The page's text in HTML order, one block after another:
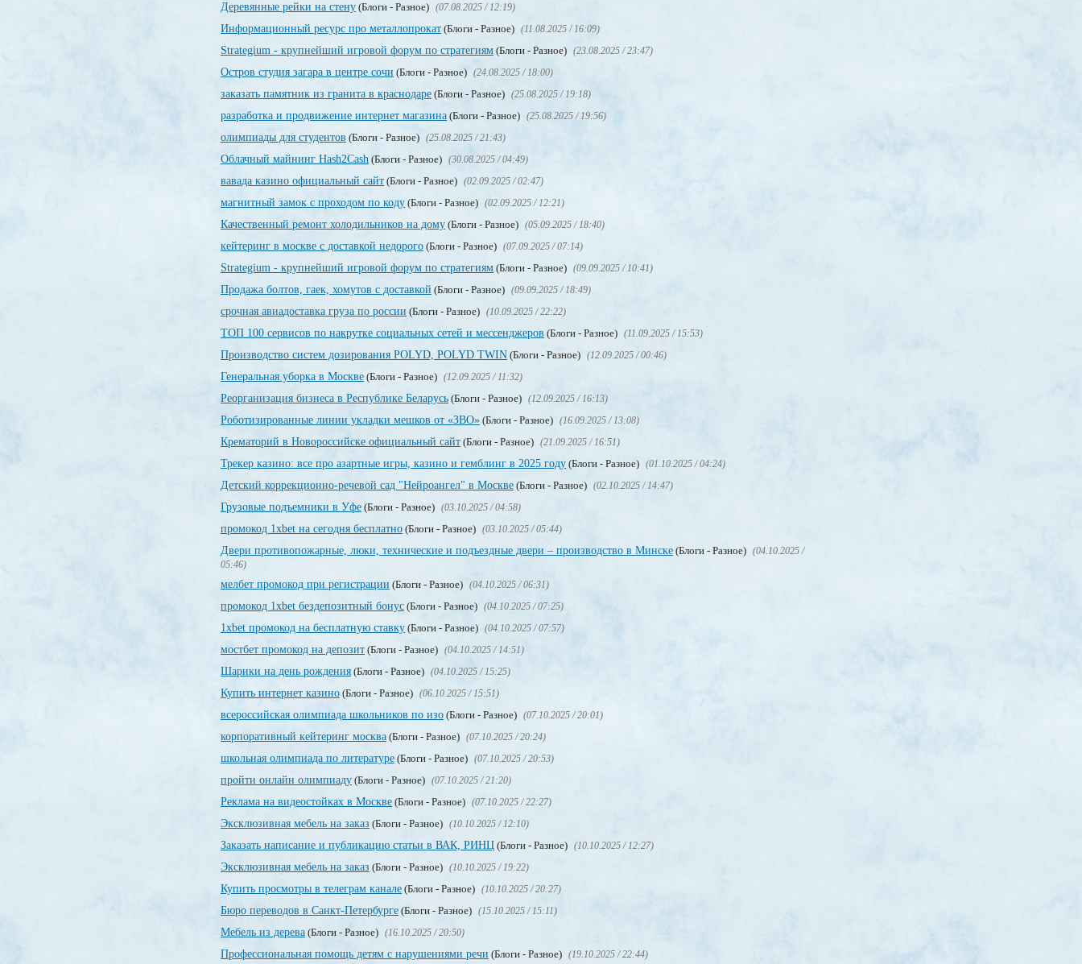
Деревянные рейки на стену (Блоги - Разное) (07.08.2025 / 12:19)
Информационный ресурс про металлопрокат (Блоги - Разное) (11.08.2025 / 16:09)
Strategium - крупнейший игровой форум по стратегиям (Блоги - Разное) (23.08.2025 / 23:47)
Остров студия загара в центре сочи (Блоги - Разное) (24.08.2025 / 18:00)
заказать памятник из гранита в краснодаре (Блоги - Разное) (25.08.2025 / 19:18)
разработка и продвижение интернет магазина (Блоги - Разное) (25.08.2025 / 19:56)
олимпиады для студентов (Блоги - Разное) (25.08.2025 / 21:43)
Облачный майнинг Hash2Cash (Блоги - Разное) (30.08.2025 / 04:49)
вавада казино официальный сайт (Блоги - Разное) (02.09.2025 / 02:47)
магнитный замок с проходом по коду (Блоги - Разное) (02.09.2025 / 12:21)
Качественный ремонт холодильников на дому (Блоги - Разное) (05.09.2025 / 18:40)
кейтеринг в москве с доставкой недорого (Блоги - Разное) (07.09.2025 / 07:14)
Strategium - крупнейший игровой форум по стратегиям (Блоги - Разное) (09.09.2025 / 10:41)
Продажа болтов, гаек, хомутов с доставкой (Блоги - Разное) (09.09.2025 / 18:49)
срочная авиадоставка груза по россии (Блоги - Разное) (10.09.2025 / 22:22)
ТОП 100 сервисов по накрутке социальных сетей и мессенджеров (Блоги - Разное) (11.09.2025 / 15:53)
Производство систем дозирования POLYD, POLYD TWIN (Блоги - Разное) (12.09.2025 / 00:46)
Генеральная уборка в Москве (Блоги - Разное) (12.09.2025 / 11:32)
Реорганизация бизнеса в Республике Беларусь (Блоги - Разное) (12.09.2025 / 16:13)
Роботизированные линии укладки мешков от «ЗВО» (Блоги - Разное) (16.09.2025 / 13:08)
Крематорий в Новороссийске официальный сайт (Блоги - Разное) (21.09.2025 / 16:51)
Трекер казино: все про азартные игры, казино и гемблинг в 2025 году (Блоги - Разное) (01.10.2025 / 04:24)
Детский коррекционно-речевой сад "Нейроангел" в Москве (Блоги - Разное) (02.10.2025 / 14:47)
Грузовые подъемники в Уфе (Блоги - Разное) (03.10.2025 / 04:58)
промокод 1xbet на сегодня бесплатно (Блоги - Разное) (03.10.2025 / 05:44)
Двери противопожарные, люки, технические и подъездные двери – производство в Минске (Блоги - Разное) (04.10.2025 /
05:46)
мелбет промокод при регистрации (Блоги - Разное) (04.10.2025 / 06:31)
промокод 1xbet бездепозитный бонус (Блоги - Разное) (04.10.2025 / 07:25)
1xbet промокод на бесплатную ставку (Блоги - Разное) (04.10.2025 / 07:57)
мостбет промокод на депозит (Блоги - Разное) (04.10.2025 / 14:51)
Шарики на день рождения (Блоги - Разное) (04.10.2025 / 15:25)
Купить интернет казино (Блоги - Разное) (06.10.2025 / 15:51)
всероссийская олимпиада школьников по изо (Блоги - Разное) (07.10.2025 / 20:01)
корпоративный кейтеринг москва (Блоги - Разное) (07.10.2025 / 20:24)
школьная олимпиада по литературе (Блоги - Разное) (07.10.2025 / 20:53)
пройти онлайн олимпиаду (Блоги - Разное) (07.10.2025 / 21:20)
Реклама на видеостойках в Москве (Блоги - Разное) (07.10.2025 / 22:27)
Эксклюзивная мебель на заказ (Блоги - Разное) (10.10.2025 / 12:10)
Заказать написание и публикацию статьи в ВАК, РИНЦ (Блоги - Разное) (10.10.2025 / 12:27)
Эксклюзивная мебель на заказ (Блоги - Разное) (10.10.2025 / 19:22)
Купить просмотры в телеграм канале (Блоги - Разное) (10.10.2025 / 20:27)
Бюро переводов в Санкт-Петербурге (Блоги - Разное) (15.10.2025 / 15:11)
Мебель из дерева (Блоги - Разное) (16.10.2025 / 20:50)
Профессиональная помощь детям с нарушениями речи (Блоги - Разное) (19.10.2025 / 22:44)